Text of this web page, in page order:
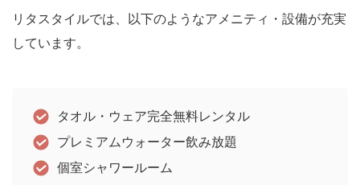
リタスタイルでは、以下のようなアメニティ・設備が充実
しています。
タオル・ウェア完全無料レンタル
プレミアムウォーター飲み放題
個室シャワールーム